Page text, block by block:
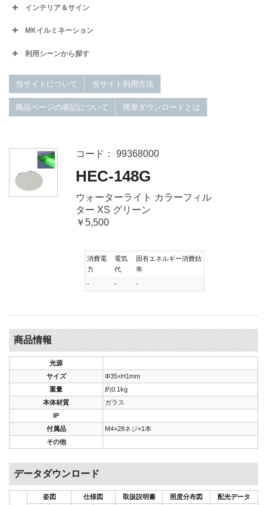
インテリア＆サイン
MKイルミネーション
利用シーンから探す
当サイトについて 当サイト利用方法
商品ページの表記について 簡単ダウンロードとは
コード： 99368000
HEC-148G
ウォーターライト カラーフィル
ター XS グリーン
￥5,500
消費電
力
電気
代
固有エネルギー消費効
率
-
- -
商品情報
光源
サイズ
Φ35×H1mm
重量
約0.1kg
本体材質
ガラス
IP
付属品
M4×28ネジ×1本
その他
データダウンロード
姿図 仕様図 取扱説明書 照度分布図
配光データ